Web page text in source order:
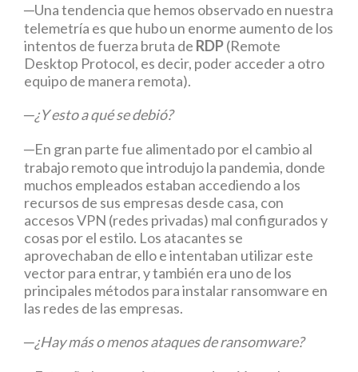
─Una tendencia que hemos observado en nuestra
telemetría es que hubo un enorme aumento de los
intentos de fuerza bruta de RDP(Remote
Desktop Protocol, es decir, poder acceder a otro
equipo de manera remota).
─¿Y esto a qué se debió?
─En gran parte fue alimentado por el cambio al
trabajo remoto que introdujo la pandemia, donde
muchos empleados estaban accediendo a los
recursos de sus empresas desde casa, con
accesos VPN (redes privadas) mal configurados y
cosas por el estilo. Los atacantes se
aprovechaban de ello e intentaban utilizar este
vector para entrar, y también era uno de los
principales métodos para instalar ransomware en
las redes de las empresas.
─¿Hay más o menos ataques de ransomware?